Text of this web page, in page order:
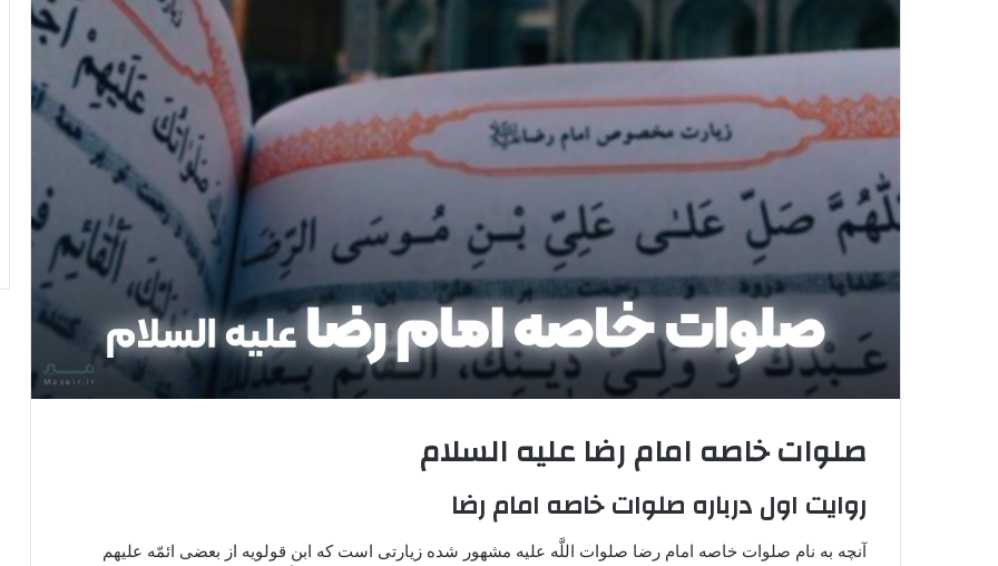
صلوات خاصه امام رضا علیه السلام
روایت اول درباره صلوات خاصه امام رضا
آنچه به نام صلوات خاصه امام رضا صلوات اللَّه علیه مشهور شده زیارتی است که ابن قولویه از بعضی ائمّه علیهم